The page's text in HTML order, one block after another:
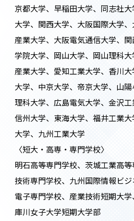
京都大学、早稲田大学、同志社
大学、関西大学、大阪国際大学
産業大学、大阪電気通信大学、
学院大学、岡山大学、岡山理科
産業大学、愛知工業大学、香川
大学、中京大学、帝京大学、山
理科大学、広島電気大学、金沢工
信州大学、東海大学、福井工業
大学、九州工業大学
〈短大・高専・専門学校〉
明石高等専門学校、茨城工業高
技術専門学校、九州国際情報ビ
電子専門学校、産業技術短期大
庫川女子大学短期大学部